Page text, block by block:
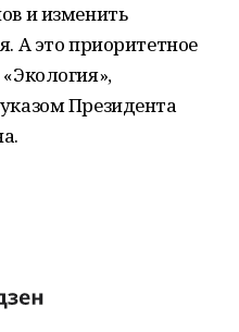
и изменить
А это приоритетное
Президента